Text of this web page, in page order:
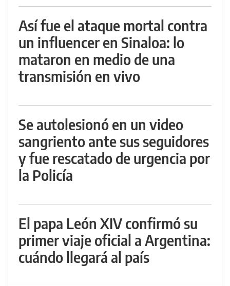
Así fue el ataque mortal contra
un influencer en Sinaloa: lo
mataron en medio de una
transmisión en vivo
Se autolesionó en un video
sangriento ante sus seguidores
y fue rescatado de urgencia por
la Policía
El papa León XIV confirmó su
primer viaje oficial a Argentina:
cuándo llegará al país